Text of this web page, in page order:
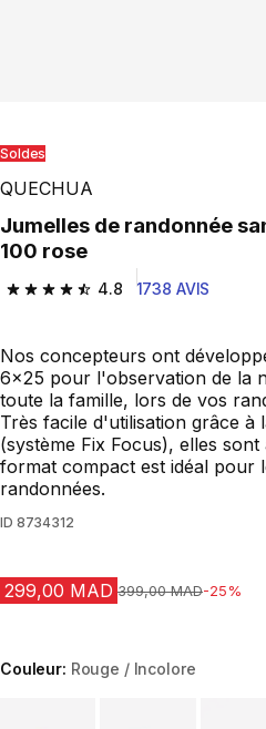
Soldes
QUECHUA
Jumelles de randonnée sans réglage, 6x25 HIKE
100 rose
4.8
4.8 out of 5 stars from 1738
1738 AVIS
Nos concepteurs ont
6x25 pour l'observation de la
toute la famille, lors de vos
Très facile d'utilisation grâce à
(système Fix Focus), elles
format compact est idéal pour
randonnées.
ID 8734312
299,00 MAD Prix avant la réduction
399,00 MAD-25%
Couleur: Rouge / Incolore